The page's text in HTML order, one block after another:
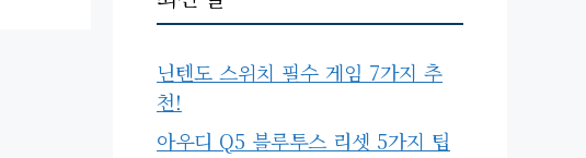
닌텐도 스위치 필수 게임 7가지 추
천!
아우디 Q5 블루투스 리셋 5가지 팁